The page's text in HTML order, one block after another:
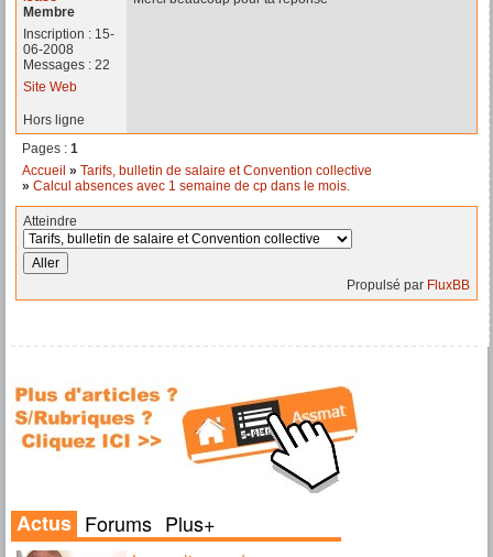
Membre
Inscription : 15-
06-2008
Messages : 22
Site Web
Hors ligne
Pages : 1
Accueil » Tarifs, bulletin de salaire et Convention collective
» Calcul absences avec 1 semaine de cp dans le mois.
Atteindre
Propulsé par FluxBB